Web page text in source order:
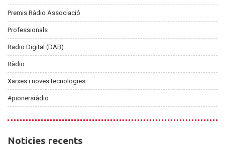
Premis Ràdio Associació
Professionals
Radio Digital (DAB)
Ràdio
Xarxes i noves tecnologies
#pionersràdio
Noticies
Noticies recents